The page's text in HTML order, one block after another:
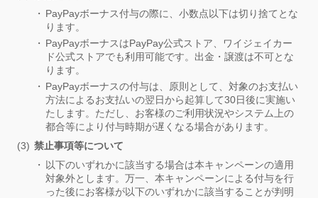
PayPayボーナス付与の際に、小数点以下は切り捨てとな
ります。
PayPayボーナスはPayPay公式ストア、ワイジェイカー
ド公式ストアでも利用可能です。出金・譲渡は不可とな
ります。
PayPayボーナスの付与は、原則として、対象のお支払い
方法によるお支払いの翌日から起算して30日後に実施い
たします。ただし、お客様のご利用状況やシステム上の
都合等により付与時期が遅くなる場合があります。
禁止事項等について
以下のいずれかに該当する場合は本キャンペーンの適用
対象外とします。万一、本キャンペーンによる付与を行
った後にお客様が以下のいずれかに該当することが判明